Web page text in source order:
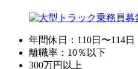
年間休日：110日〜114日
離職率：10％以下
300万円以上